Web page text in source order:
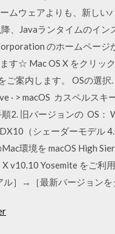
ムウェアよりも、新し
、Javaランタイムのイ
のホームペー
す☆ Mac OS X をクリッ
案内します。 OSの選
· > macOS カスペルス
2. 旧バージョンの OS：
（シェーダーモデル
環境を macOS High
X v10.10 Yosemite をご
］→［最新バージョンを